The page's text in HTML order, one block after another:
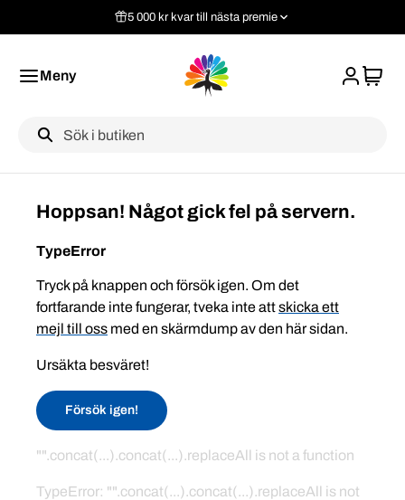
5 000 kr kvar till nästa premie
Meny
Label
Hoppsan! Något gick fel på servern.
TypeError
Tryck på knappen och försök igen. Om det
fortfarande inte fungerar, tveka inte attskicka ett
mejl till oss med en skärmdump av den här sidan.
Ursäkta besväret!
Försök igen!
"".concat(...).concat(...).replaceAll is not a function
TypeError: "".concat(...).concat(...).replaceAll is not